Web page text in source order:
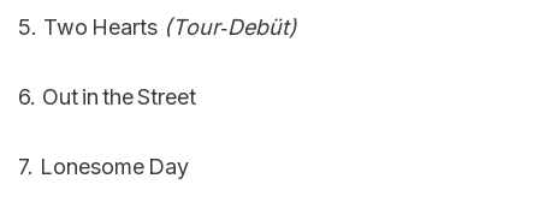
5. Two Hearts (Tour‑Debüt)
6. Out in the Street
7. Lonesome Day